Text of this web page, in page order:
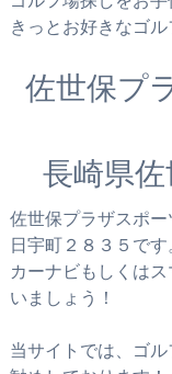
きっとお好きなゴル
佐世保プ
長崎県佐
佐世保プラザスポ
日宇町２８３５です
カーナビもしくは
いましょう！
当サイトでは、ゴ